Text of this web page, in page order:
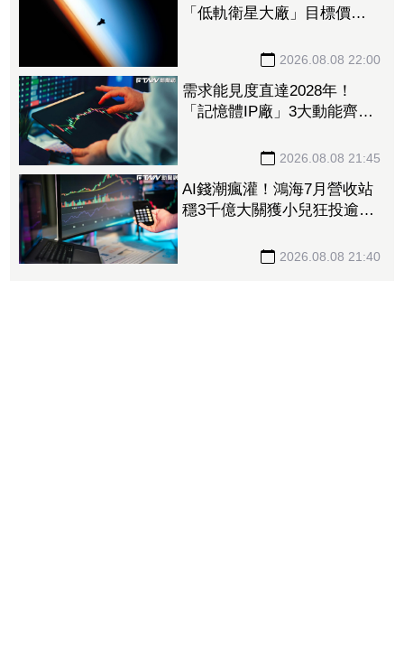
「低軌衛星大廠」目標價衝
營收估成長20%2026.08.08 22:00
需求能見度直達2028年！
「記憶體IP廠」3大動能齊
2026.08.08 21:45
AI錢潮瘋灌！鴻海7月營收站
穩3千億大關獲小兒狂投逾7
收首跨9千億、法說前夕吸買
2026.08.08 21:40